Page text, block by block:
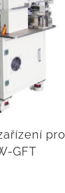
pro
GFT